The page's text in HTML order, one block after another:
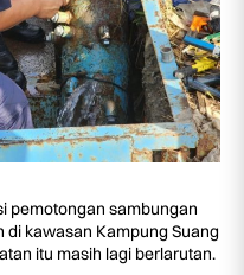
pemotongan sambungan
di kawasan Kampung Suang
itu masih lagi berlarutan.